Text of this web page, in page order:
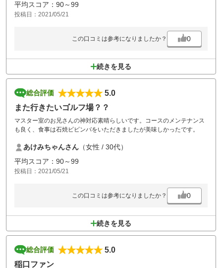
平均スコア：90～99
投稿日：2021/05/21
この口コミは参考になりましたか？ 0
続きを見る
総合評価
5.0
また行きたいゴルフ場？？
マスター室のお兄さんの神対応素晴らしいです。コースのメンテナンス
も良く、食事は石焼ビビンバをいただきましたが美味しかったです。
あけみちゃんさん （女性 / 30代）
平均スコア：90～99
投稿日：2021/05/21
この口コミは参考になりましたか？ 0
続きを見る
総合評価
5.0
稲口ファン